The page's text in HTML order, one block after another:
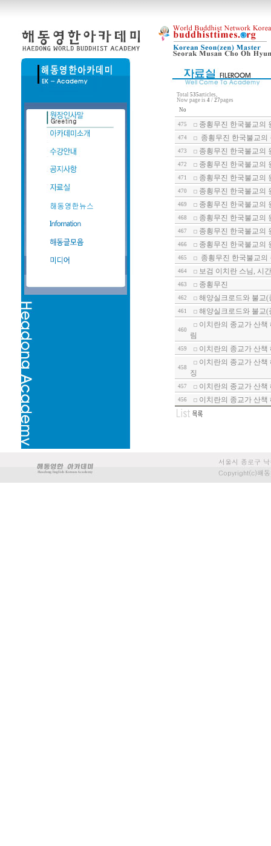
Total 535articles,
Now page is 4 / 27pages
No
475 종횡무진 한국불교의
474 종횡무진 한국불교
473 종횡무진 한국불교의
472 종횡무진 한국불교의
471 종횡무진 한국불교의
470 종횡무진 한국불교의
469 종횡무진 한국불교의
468 종횡무진 한국불교의
467 종횡무진 한국불교의
466 종횡무진 한국불교의
465 종횡무진 한국불교
464 보검 이치란 스님, 시
463 종횡무진
462 해양실크로드와 불교
461 해양실크로드와 불교(
460
이치란의 종교가 산
림
459 이치란의 종교가 산
458
이치란의 종교가 산
징
457 이치란의 종교가 산
456 이치란의 종교가 산